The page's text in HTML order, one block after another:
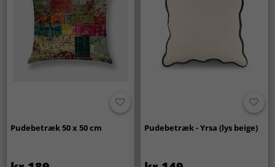
Pudebetræk 50 x 50 cm Pudebetræk - Yrsa (lys beige)